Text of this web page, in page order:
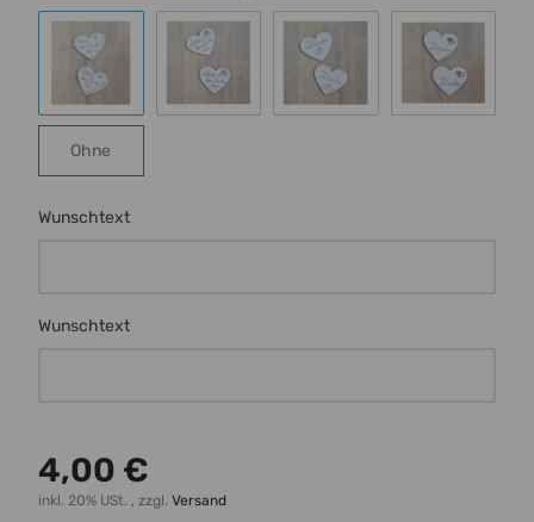
Schmetterling
Ohne
Wunschtext
Wunschtext
4,00 €
inkl. 20% USt. , zzgl. Versand